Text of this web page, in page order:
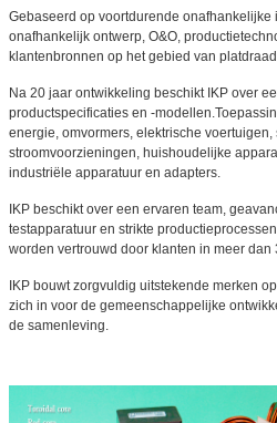
Gebaseerd op voortdurende onafhankelijke
onafhankelijk ontwerp, O&O,
klantenbronnen op het gebied van
Na 20 jaar ontwikkeling beschikt IKP over
productspecificaties en -
energie, omvormers, elektrische voertuigen,
stroomvoorzieningen, huishoudelijke
industriële apparatuur en adapters.
IKP beschikt over een ervaren team,
testapparatuur en strikte
worden vertrouwd door klanten in meer
IKP bouwt zorgvuldig uitstekende merken
zich in voor de gemeenschappelijke
de samenleving.